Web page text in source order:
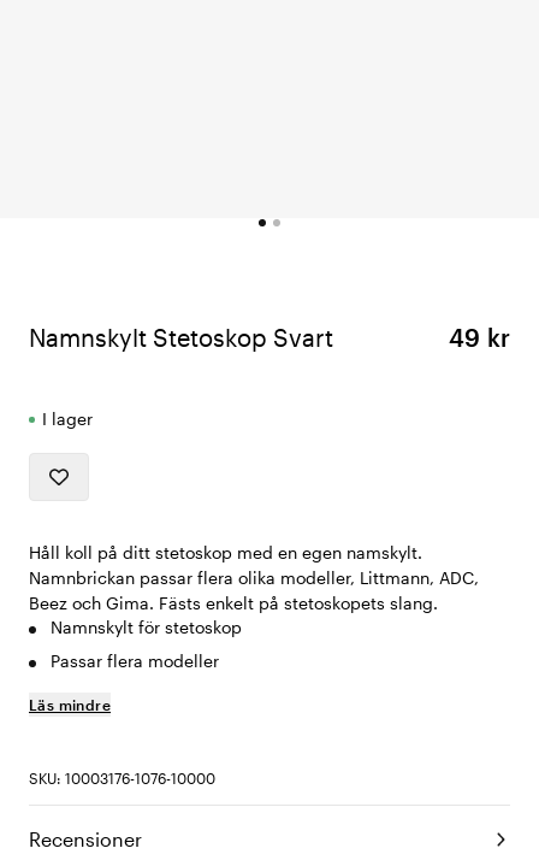
Namnskylt Stetoskop Svart 49 kr
I lager
Håll koll på ditt stetoskop med en egen namskylt.
Namnbrickan passar flera olika modeller, Littmann, ADC,
Beez och Gima. Fästs enkelt på stetoskopets slang.
Namnskylt för stetoskop
Passar flera modeller
Läs mindre
SKU: 10003176-1076-10000
Recensioner